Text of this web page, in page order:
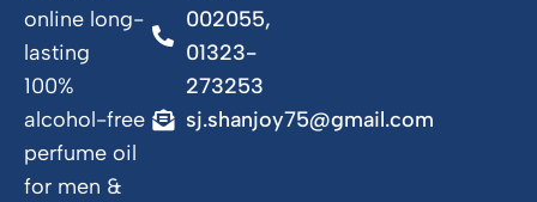
online long-
lasting
100%
alcohol-free
perfume oil
for men &
002055,
01323-
273253
sj.shanjoy75@gmail.com